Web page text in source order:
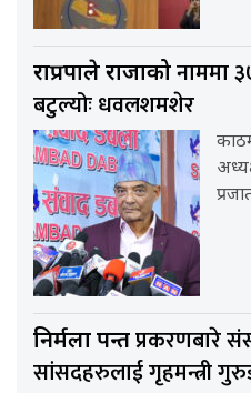
राप्रपाले राजाकोनाममा
बटुल्योः धवलशमशेर
निर्मला पन्तप्रकरणबारे
सांसदहरुलाई गृहमन्त्री